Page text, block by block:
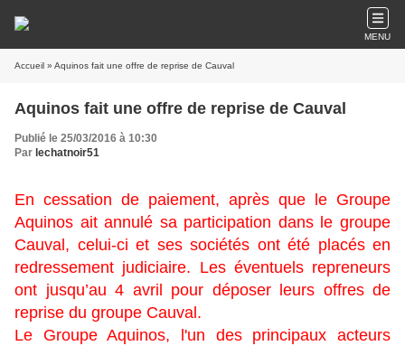
MENU
Accueil » Aquinos fait une offre de reprise de Cauval
Aquinos fait une offre de reprise de Cauval
Publié le 25/03/2016 à 10:30
Par lechatnoir51
En cessation de paiement, après que le Groupe
Aquinos ait annulé sa participation dans le groupe
Cauval, celui-ci et ses sociétés ont été placés en
redressement judiciaire. Les éventuels repreneurs
ont jusqu’au 4 avril pour déposer leurs offres de
reprise du groupe Cauval.
Le Groupe Aquinos, l'un des principaux acteurs